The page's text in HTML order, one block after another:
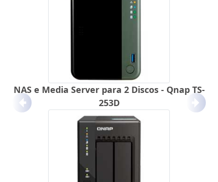
NAS e Media Server para 2 Discos - Qnap TS-
253D
Anterior